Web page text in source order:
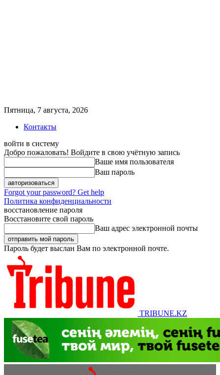
Пятница, 7 августа, 2026
Контакты
войти в систему
Добро пожаловать! Войдите в свою учётную запись
Ваше имя пользователя
Ваш пароль
Forgot your password? Get help
Политика конфиденциальности
восстановление пароля
Восстановите свой пароль
Ваш адрес электронной почты
Пароль будет выслан Вам по электронной почте.
TRIBUNE.KZ